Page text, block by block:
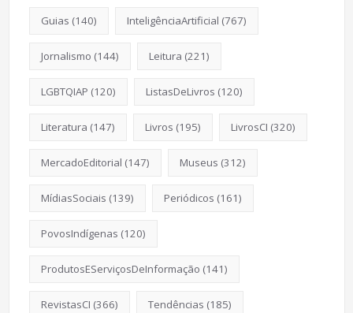
Guias (140) InteligênciaArtificial (767)
Jornalismo (144) Leitura (221)
LGBTQIAP (120) ListasDeLivros (120)
Literatura (147) Livros (195) LivrosCI (320)
MercadoEditorial (147) Museus (312)
MídiasSociais (139) Periódicos (161)
PovosIndígenas (120)
ProdutosEServiçosDeInformação (141)
RevistasCI (366) Tendências (185)